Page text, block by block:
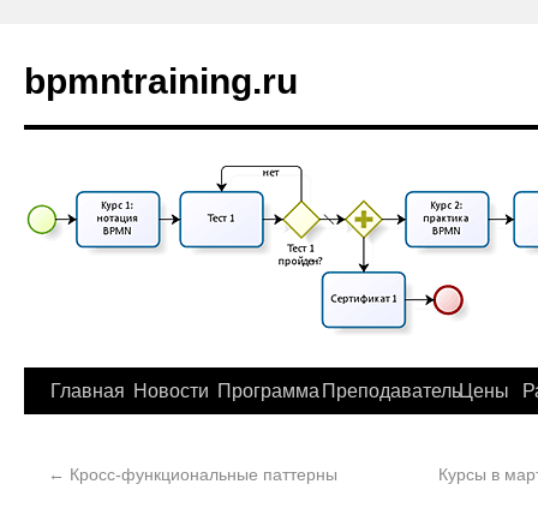
bpmntraining.ru
Главная Новости Программа ПреподавательЦены
← Кросс-функциональные паттерны Курсы в